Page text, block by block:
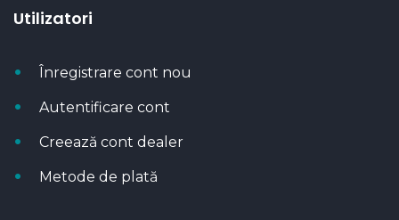
Utilizatori
Înregistrare cont nou
Autentificare cont
Creează cont dealer
Metode de plată